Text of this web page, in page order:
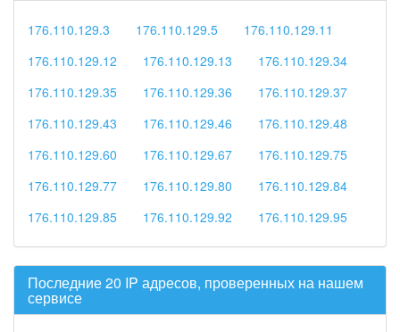
176.110.129.3 176.110.129.5
176.110.129.11
176.110.129.12
176.110.129.13
176.110.129.34
176.110.129.35
176.110.129.36
176.110.129.37
176.110.129.43
176.110.129.46
176.110.129.48
176.110.129.60
176.110.129.67
176.110.129.75
176.110.129.77
176.110.129.80
176.110.129.84
176.110.129.85
176.110.129.92 176.110.129.95
Последние 20 IP адресов, проверенных на нашем
сервисе